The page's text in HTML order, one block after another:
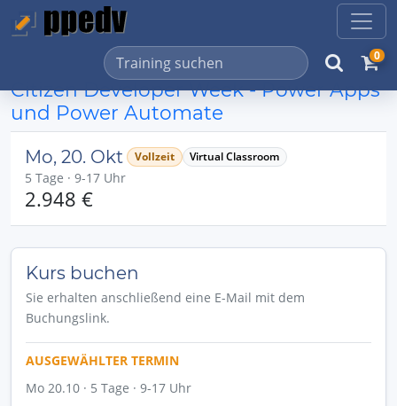
0
Citizen Developer Week - Power Apps
und Power Automate
Mo, 20. Okt Vollzeit Virtual Classroom
5 Tage · 9-17 Uhr
2.948 €
Kurs buchen
Sie erhalten anschließend eine E-Mail mit dem
Buchungslink.
AUSGEWÄHLTER TERMIN
Mo 20.10 · 5 Tage · 9-17 Uhr